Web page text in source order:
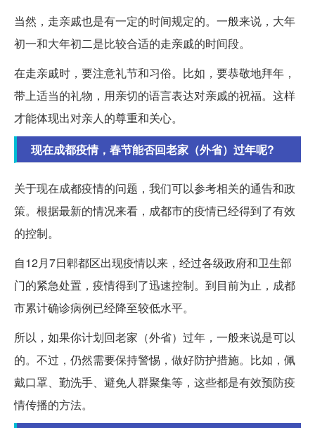
当然，走亲戚也是有一定的时间规定的。一般来说，大年
初一和大年初二是比较合适的走亲戚的时间段。
在走亲戚时，要注意礼节和习俗。比如，要恭敬地拜年，
带上适当的礼物，用亲切的语言表达对亲戚的祝福。这样
才能体现出对亲人的尊重和关心。
现在成都疫情，春节能否回老家（外省）过年呢?
关于现在成都疫情的问题，我们可以参考相关的通告和政
策。根据最新的情况来看，成都市的疫情已经得到了有效
的控制。
自12月7日郫都区出现疫情以来，经过各级政府和卫生部
门的紧急处置，疫情得到了迅速控制。到目前为止，成都
市累计确诊病例已经降至较低水平。
所以，如果你计划回老家（外省）过年，一般来说是可以
的。不过，仍然需要保持警惕，做好防护措施。比如，佩
戴口罩、勤洗手、避免人群聚集等，这些都是有效预防疫
情传播的方法。